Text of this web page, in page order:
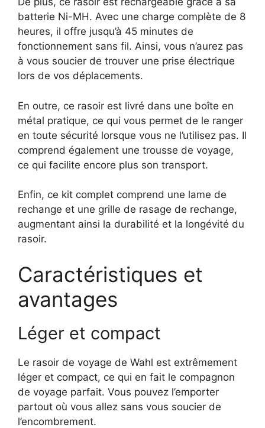
batterie Ni-MH. Avec une charge complète de 8
heures, il offre jusqu’à 45 minutes de
fonctionnement sans fil. Ainsi, vous n’aurez pas
à vous soucier de trouver une prise électrique
lors de vos déplacements.
En outre, ce rasoir est livré dans une boîte en
métal pratique, ce qui vous permet de le ranger
en toute sécurité lorsque vous ne l’utilisez pas. Il
comprend également une trousse de voyage,
ce qui facilite encore plus son transport.
Enfin, ce kit complet comprend une lame de
rechange et une grille de rasage de rechange,
augmentant ainsi la durabilité et la longévité du
rasoir.
Caractéristiques et
avantages
Léger et compact
Le rasoir de voyage de Wahl est extrêmement
léger et compact, ce qui en fait le compagnon
de voyage parfait. Vous pouvez l’emporter
partout où vous allez sans vous soucier de
l’encombrement.